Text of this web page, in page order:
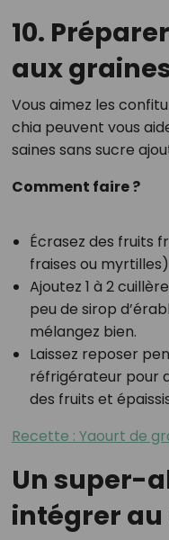
10.
aux
Vous aimez les
chia peuvent vous
saines sans sucre
Comment faire ?
Écrasez des fruits
fraises ou
Ajoutez 1 à 2
peu de sirop
mélangez bien.
Laissez reposer
réfrigérateur pour
des fruits et
Recette : Yaourt de
Un super-
intégrer